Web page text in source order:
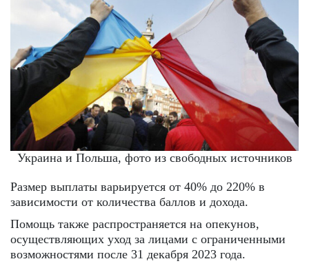
Украина и Польша, фото из свободных источников
Размер выплаты варьируется от 40% до 220% в
зависимости от количества баллов и дохода.
Помощь также распространяется на опекунов,
осуществляющих уход за лицами с ограниченными
возможностями после 31 декабря 2023 года.